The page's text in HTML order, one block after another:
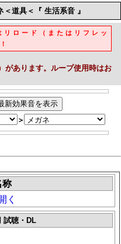
道具＜『 生活系音 』
ロード（またはリフレッ
があります。ループ使用時はお
＞
称
く
試聴・DL